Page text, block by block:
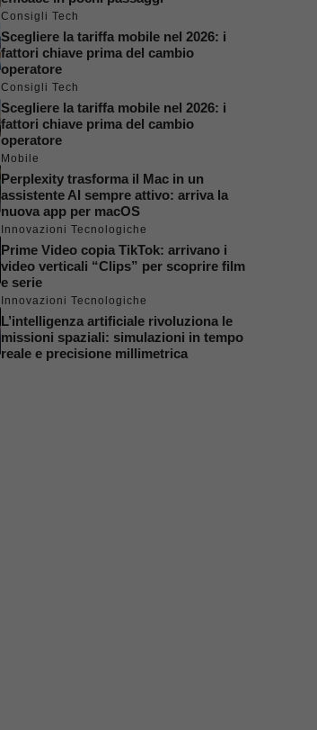
Consigli Tech
Scegliere la tariffa mobile nel 2026: i
fattori chiave prima del cambio
operatore
Consigli Tech
Scegliere la tariffa mobile nel 2026: i
fattori chiave prima del cambio
operatore
Mobile
Perplexity trasforma il Mac in un
assistente AI sempre attivo: arriva la
nuova app per macOS
Innovazioni Tecnologiche
Prime Video copia TikTok: arrivano i
video verticali “Clips” per scoprire film
e serie
Innovazioni Tecnologiche
L’intelligenza artificiale rivoluziona le
missioni spaziali: simulazioni in tempo
reale e precisione millimetrica